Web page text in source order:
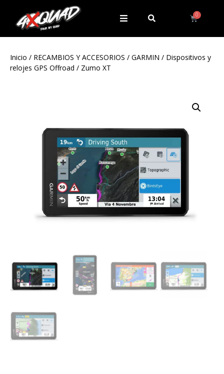
Inicio / RECAMBIOS Y ACCESORIOS / GARMIN / Dispositivos y
relojes GPS Offroad / Zumo XT